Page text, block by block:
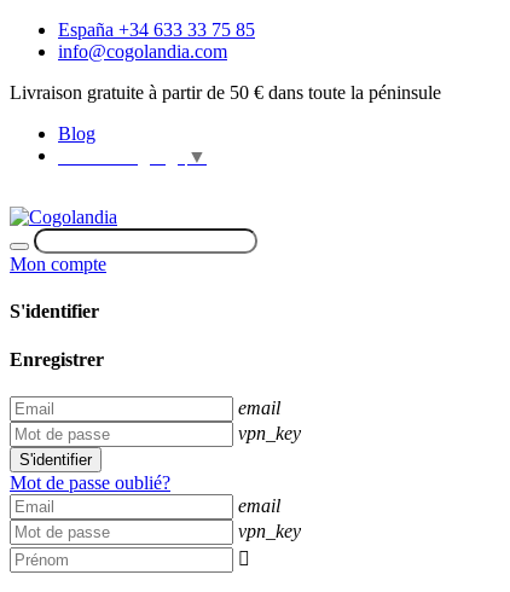
España +34 633 33 75 85
info@cogolandia.com
Livraison gratuite à partir de 50 € dans toute la péninsule
Blog
▼
Mon compte
S'identifier
Enregistrer
email
vpn_key
S'identifier
Mot de passe oublié?
email
vpn_key
